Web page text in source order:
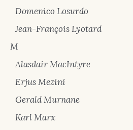
Domenico Losurdo
Jean-François Lyotard
M
Alasdair MacIntyre
Erjus Mezini
Gerald Murnane
Karl Marx